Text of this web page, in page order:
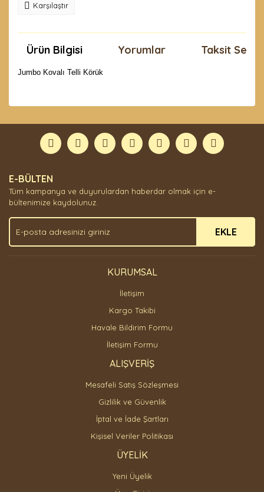
Karşılaştır
Ürün Bilgisi Yorumlar Taksit
Jumbo Kovalı Telli Körük
Yorum Yaz
formunu kullanarak tarafımıza iletebilirsiniz.
Görüş ve önerileriniz için teşekkür ederiz.
Ürün açıklamasında eksik bilgiler bulunuyor.
Ürün bilgilerinde hatalar bulunuyor.
Ürün fiyatı diğer sitelerden daha pahalı.
Bu ürüne benzer farklı alternatifler olmalı.
Gönder
E-BÜLTEN
Tüm kampanya ve duyurulardan haberdar olmak için e-
bültenimize kaydolunuz.
EKLE
KURUMSAL
İletişim
Kargo Takibi
Havale Bildirim Formu
İletişim Formu
ALIŞVERİŞ
Mesafeli Satış Sözleşmesi
Gizlilik ve Güvenlik
İptal ve İade Şartları
Kişisel Veriler Politikası
ÜYELİK
Yeni Üyelik